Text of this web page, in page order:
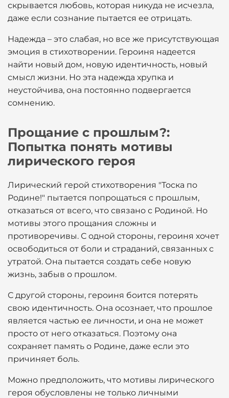
скрывается любовь, которая никуда не исчезла,
даже если сознание пытается ее отрицать.
Надежда – это слабая, но все же присутствующая
эмоция в стихотворении. Героиня надеется
найти новый дом, новую идентичность, новый
смысл жизни. Но эта надежда хрупка и
неустойчива, она постоянно подвергается
сомнению.
Прощание с прошлым?:
Попытка понять мотивы
лирического героя
Лирический герой стихотворения "Тоска по
Родине!" пытается попрощаться с прошлым,
отказаться от всего, что связано с Родиной. Но
мотивы этого прощания сложны и
противоречивы. С одной стороны, героиня хочет
освободиться от боли и страданий, связанных с
утратой. Она пытается создать себе новую
жизнь, забыв о прошлом.
С другой стороны, героиня боится потерять
свою идентичность. Она осознает, что прошлое
является частью ее личности, и она не может
просто от него отказаться. Поэтому она
сохраняет память о Родине, даже если это
причиняет боль.
Можно предположить, что мотивы лирического
героя обусловлены не только личными